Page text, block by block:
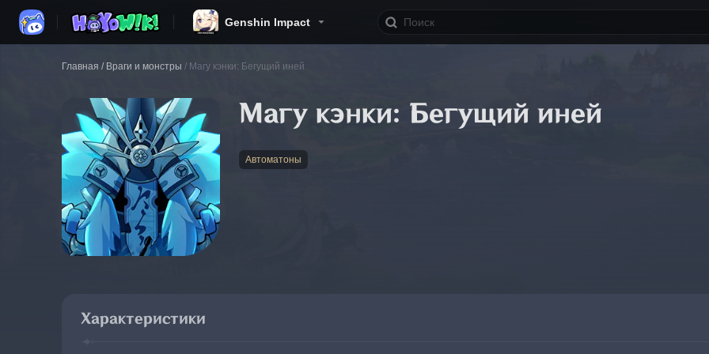
Genshin Impact
Главная / Враги и монстры / Магу кэнки: Бегущий иней
Магу кэнки: Бегущий иней
Автоматоны
Характеристики